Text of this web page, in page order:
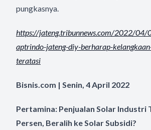
pungkasnya.
https://jateng.tribunnews.com/2022/04/
aptrindo-jateng-diy-berharap-
teratasi
Bisnis.com | Senin, 4 April 2022
Pertamina: Penjualan Solar Industri
Persen, Beralih ke Solar Subsidi?